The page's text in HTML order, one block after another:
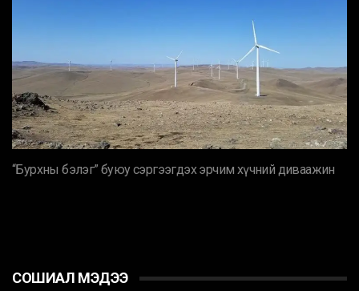
“Бурхны бэлэг” буюу сэргээгдэх эрчим хүчний диваажин
СОШИАЛ МЭДЭЭ